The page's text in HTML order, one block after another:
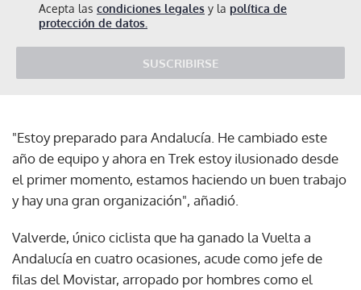
Acepta las condiciones legales y la política de
protección de datos.
SUSCRIBIRSE
"Estoy preparado para Andalucía. He cambiado este
año de equipo y ahora en Trek estoy ilusionado desde
el primer momento, estamos haciendo un buen trabajo
y hay una gran organización", añadió.
Valverde, único ciclista que ha ganado la Vuelta a
Andalucía en cuatro ocasiones, acude como jefe de
filas del Movistar, arropado por hombres como el